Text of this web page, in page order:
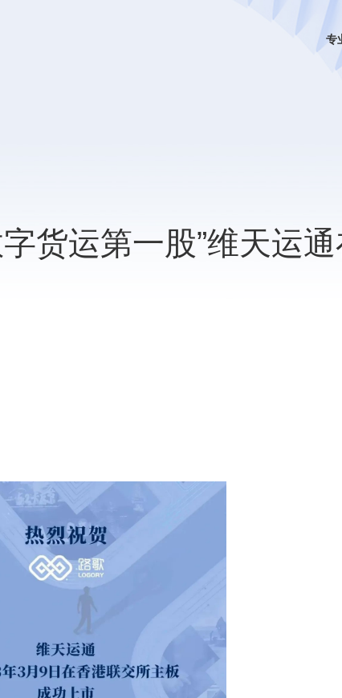
专
货运第一股”维天运